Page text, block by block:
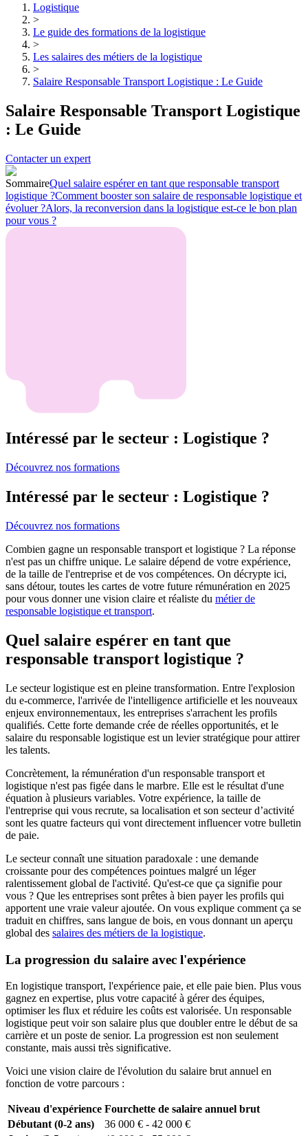
Logistique
>
Le guide des formations de la logistique
>
Les salaires des métiers de la logistique
>
Salaire Responsable Transport Logistique : Le Guide
Salaire Responsable Transport Logistique
: Le Guide
Contacter un expert
SommaireQuel salaire espérer en tant que responsable transport
logistique ?Comment booster son salaire de responsable logistique et
évoluer ?Alors, la reconversion dans la logistique est-ce le bon plan
pour vous ?
Intéressé par le secteur : Logistique ?
Découvrez nos formations
Intéressé par le secteur : Logistique ?
Découvrez nos formations
Combien gagne un responsable transport et logistique ? La réponse
n'est pas un chiffre unique. Le salaire dépend de votre expérience,
de la taille de l'entreprise et de vos compétences. On décrypte ici,
sans détour, toutes les cartes de votre future rémunération en 2025
pour vous donner une vision claire et réaliste du métier de
responsable logistique et transport.
Quel salaire espérer en tant que
responsable transport logistique ?
Le secteur logistique est en pleine transformation. Entre l'explosion
du e-commerce, l'arrivée de l'intelligence artificielle et les nouveaux
enjeux environnementaux, les entreprises s'arrachent les profils
qualifiés. Cette forte demande crée de réelles opportunités, et le
salaire du responsable logistique est un levier stratégique pour attirer
les talents.
Concrètement, la rémunération d'un responsable transport et
logistique n'est pas figée dans le marbre. Elle est le résultat d'une
équation à plusieurs variables. Votre expérience, la taille de
l'entreprise qui vous recrute, sa localisation et son secteur d’activité
sont les quatre facteurs qui vont directement influencer votre bulletin
de paie.
Le secteur connaît une situation paradoxale : une demande
croissante pour des compétences pointues malgré un léger
ralentissement global de l'activité. Qu'est-ce que ça signifie pour
vous ? Que les entreprises sont prêtes à bien payer les profils qui
apportent une vraie valeur ajoutée. On vous explique comment ça se
traduit en chiffres, sans langue de bois, en vous donnant un aperçu
global des salaires des métiers de la logistique.
La progression du salaire avec l'expérience
En logistique transport, l'expérience paie, et elle paie bien. Plus vous
gagnez en expertise, plus votre capacité à gérer des équipes,
optimiser les flux et réduire les coûts est valorisée. Un responsable
logistique peut voir son salaire plus que doubler entre le début de sa
carrière et un poste de senior. La progression est non seulement
constante, mais aussi très significative.
Voici une vision claire de l'évolution du salaire brut annuel en
fonction de votre parcours :
Niveau d'expérience Fourchette de salaire annuel brut
Débutant (0-2 ans)
36 000 € - 42 000 €